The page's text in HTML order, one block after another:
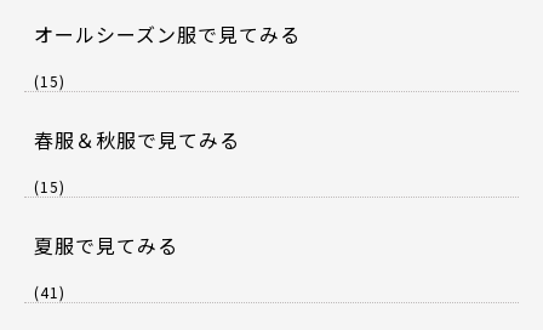
オールシーズン服で見てみる
(15)
春服＆秋服で見てみる
(15)
夏服で見てみる
(41)